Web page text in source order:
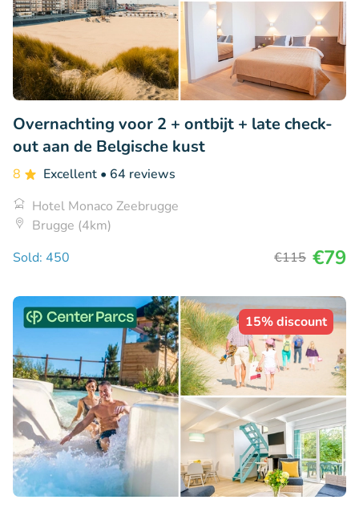
Overnachting voor 2 + ontbijt + late check-
out aan de Belgische kust
8 Excellent • 64 reviews
Hotel Monaco Zeebrugge
Brugge (4km)
Sold: 450
€115 €79
15% discount